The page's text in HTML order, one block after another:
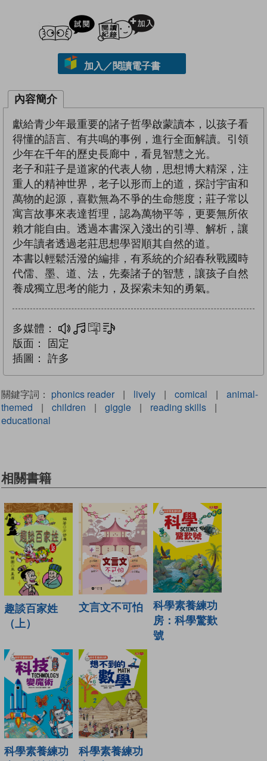
試閲
加入／閱讀電子書
內容簡介
獻給青少年最重要的諸子哲學啟蒙讀本，以孩子看
得懂的語言、有共鳴的事例，進行全面解讀。引領
少年在千年的歷史長廊中，看見智慧之光。
老子和莊子是道家的代表人物，思想博大精深，注
重人的精神世界，老子以形而上的道，探討宇宙和
萬物的起源，喜歡無為不爭的生命態度；莊子常以
寓言故事來表達哲理，認為萬物平等，更要無所依
賴才能自由。透過本書深入淺出的引導、解析，讓
少年讀者透過老莊思想學習順其自然的道。
本書以輕鬆活潑的編排，有系統的介紹春秋戰國時
代儒、墨、道、法，先秦諸子的智慧，讓孩子自然
養成獨立思考的能力，及探索未知的勇氣。
多媒體： 多媒體互動練習
版面：
固定
插圖：
許多
關鍵字詞： phonics reader | lively | comical |
animal-
themed
| children | giggle | reading skills
|
educational
相關書籍
趣談百家姓
（上）
文言文不可怕
科學素養練功
房：科學驚歎
號
科學素養練功
科學素養練功